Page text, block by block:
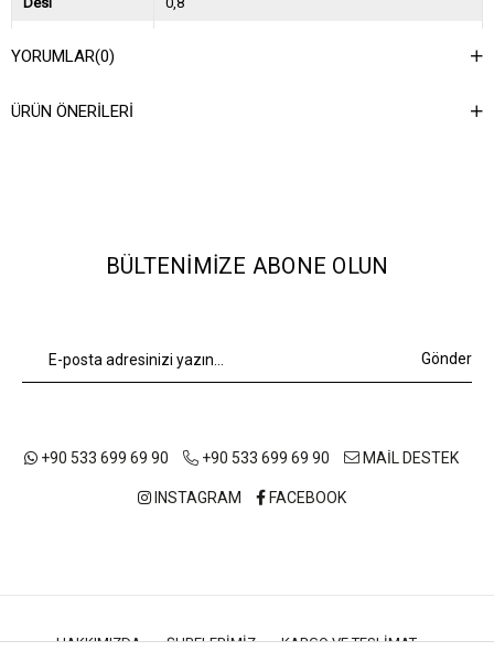
YORUMLAR(0)
ÜRÜN ÖNERILERI
BÜLTENIMIZE ABONE OLUN
Gönder
+90 533 699 69 90 +90 533 699 69 90 MAİL DESTEK
INSTAGRAM FACEBOOK
HAKKIMIZDA ŞUBELERIMIZ
KARGO VE TESLIMAT